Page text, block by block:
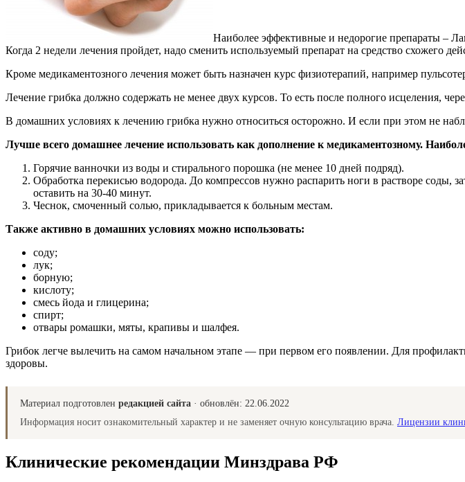
Наиболее эффективные и недорогие препараты –
Когда 2 недели лечения пройдет, надо сменить используемый препарат на средство схожего
Кроме медикаментозного лечения может быть назначен курс физиотерапий, например
Лечение грибка должно содержать не менее двух курсов. То есть после полного исцеления,
В домашних условиях к лечению грибка нужно относиться осторожно. И если при этом не
Лучше всего домашнее лечение использовать как дополнение к медикаментозному.
Горячие ванночки из воды и стирального порошка (не менее 10 дней подряд).
Обработка перекисью водорода. До компрессов нужно распарить ноги в растворе соды,
оставить на 30-40 минут.
Чеснок, смоченный солью, прикладывается к больным местам.
Также активно в домашних условиях можно использовать:
соду;
лук;
борную;
кислоту;
смесь йода и глицерина;
спирт;
отвары ромашки, мяты, крапивы и шалфея.
Грибок легче вылечить на самом начальном этапе — при первом его появлении. Для
здоровы.
Материал подготовлен редакцией сайта · обновлён: 22.06.2022
Информация носит ознакомительный характер и не заменяет очную консультацию врача. Лицензии
Клинические рекомендации Минздрава РФ